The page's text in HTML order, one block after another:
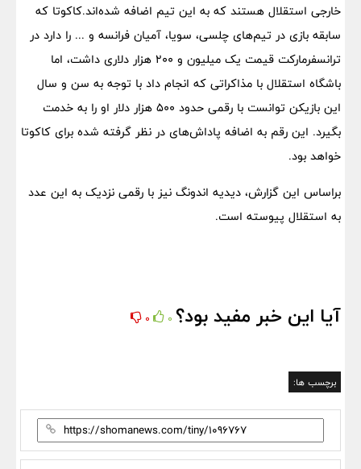
خارجی استقلال هستند که به این تیم اضافه شده‌اند.کاکوتا که
سابقه بازی در تیم‌های چلسی، سویا، آمیان فرانسه و ... را دارد در
ترانسفرمارکت قیمت یک میلیون و 200 هزار دلاری داشت، اما
باشگاه استقلال با مذاکراتی که انجام داد با توجه به سن و سال
این بازیکن توانست با رقمی حدود 500 هزار دلار او را به خدمت
بگیرد. این رقم به اضافه پاداش‌های در نظر گرفته شده برای کاکوتا
خواهد بود.
براساس این گزارش، دیدیه اندونگ نیز با رقمی نزدیک به این عدد
به استقلال پیوسته است.
آیا این خبر مفید بود؟ 0
0
برچسب ها: